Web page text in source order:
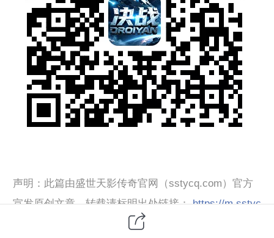
声明：此篇由盛世天影传奇官网（sstycq.com）官方
宣发原创文章，转载请标明出处链接： https://m.sstyc